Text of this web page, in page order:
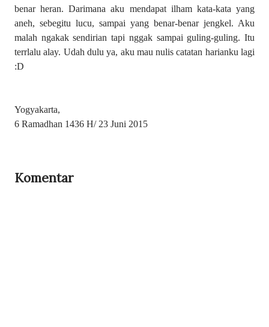
benar heran. Darimana aku mendapat ilham kata-kata yang
aneh, sebegitu lucu, sampai yang benar-benar jengkel. Aku
malah ngakak sendirian tapi nggak sampai guling-guling. Itu
terrlalu alay. Udah dulu ya, aku mau nulis catatan harianku lagi
:D
Yogyakarta,
6 Ramadhan 1436 H/ 23 Juni 2015
Komentar